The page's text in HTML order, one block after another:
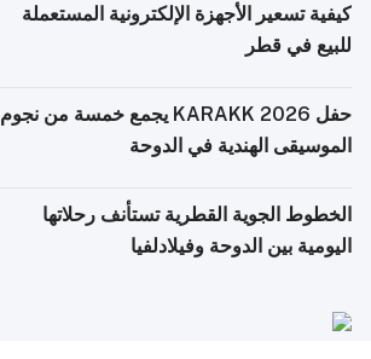
كيفية تسعير الأجهزة الإلكترونية المستعملة
للبيع في قطر
حفل KARAKK 2026 يجمع خمسة من نجوم
الموسيقى الهندية في الدوحة
الخطوط الجوية القطرية تستأنف رحلاتها
اليومية بين الدوحة وفيلادلفيا